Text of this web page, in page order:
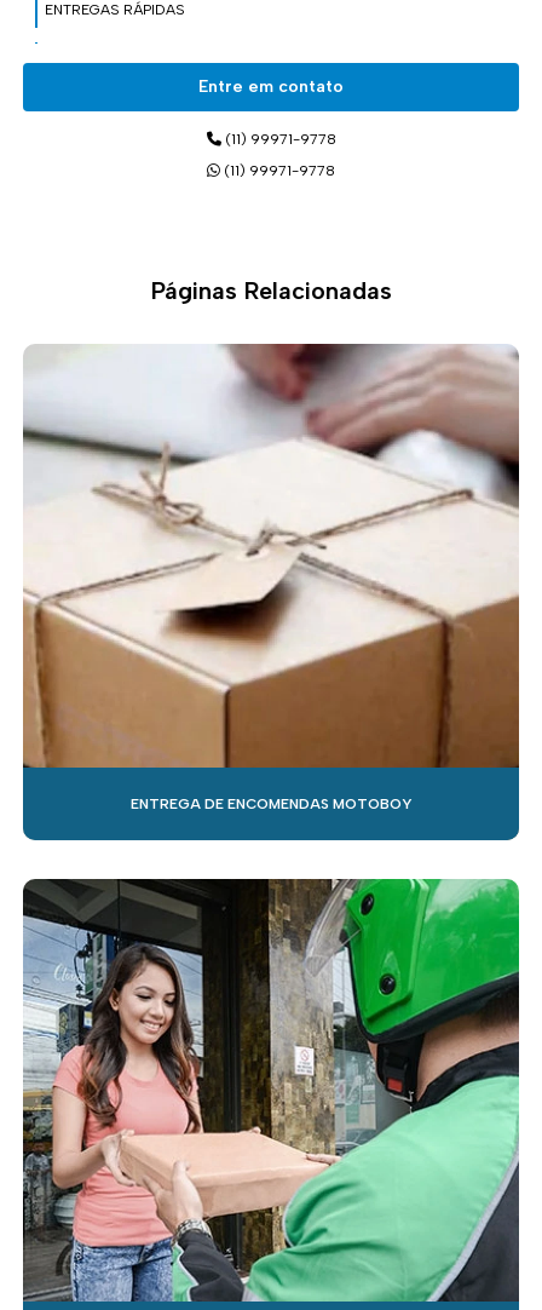
ENTREGAS RÁPIDAS
ENTREGAS DE MOTOBOY
MOTO ENTREGA
SERVIÇOS DE ENTREGA COM PEQUENOS CAMINHÕES
SERVIÇOS DE ENTREGA COM UTILITÁRIOS PEQUENOS
SERVIÇOS DE MOTOBOY
TRANSPORTES DE ENCOMENDAS
Entre em contato
(11) 99971-9778
(11) 99971-9778
Páginas Relacionadas
ENTREGA DE ENCOMENDAS MOTOBOY